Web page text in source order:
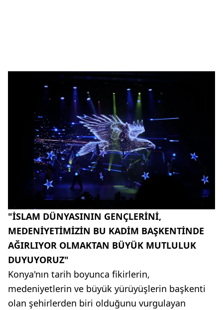
"İSLAM DÜNYASININ GENÇLERİNİ,
MEDENİYETİMİZİN BU KADİM BAŞKENTİNDE
AĞIRLIYOR OLMAKTAN BÜYÜK MUTLULUK
DUYUYORUZ"
Konya'nın tarih boyunca fikirlerin,
medeniyetlerin ve büyük yürüyüşlerin başkenti
olan şehirlerden biri olduğunu vurgulayan